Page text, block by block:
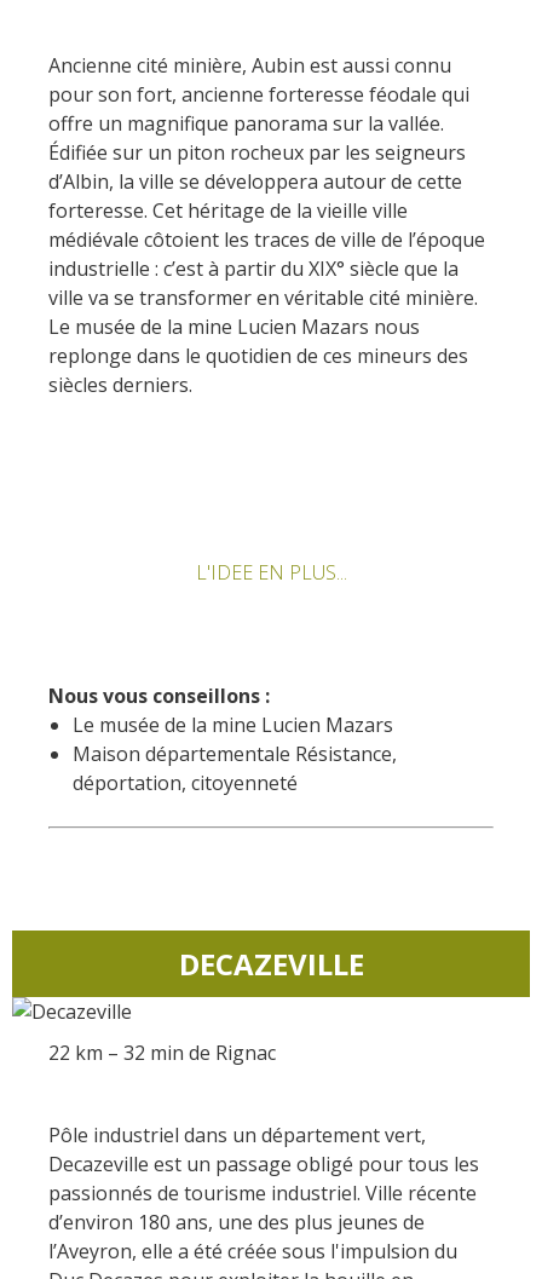
Ancienne cité minière, Aubin est aussi connu
pour son fort, ancienne forteresse féodale qui
offre un magnifique panorama sur la vallée.
Édifiée sur un piton rocheux par les seigneurs
d’Albin, la ville se développera autour de cette
forteresse. Cet héritage de la vieille ville
médiévale côtoient les traces de ville de l’époque
industrielle : c’est à partir du XIX° siècle que la
ville va se transformer en véritable cité minière.
Le musée de la mine Lucien Mazars nous
replonge dans le quotidien de ces mineurs des
siècles derniers.
L'IDEE EN PLUS...
Nous vous conseillons :
Le musée de la mine Lucien Mazars
Maison départementale Résistance,
déportation, citoyenneté
DECAZEVILLE
22 km – 32 min de Rignac
Pôle industriel dans un département vert,
Decazeville est un passage obligé pour tous les
passionnés de tourisme industriel. Ville récente
d’environ 180 ans, une des plus jeunes de
l’Aveyron, elle a été créée sous l'impulsion du